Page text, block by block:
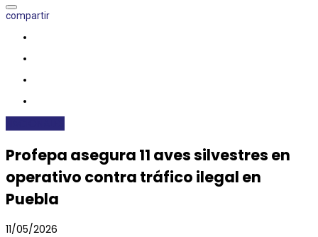
compartir
Profepa asegura 11 aves silvestres en
operativo contra tráfico ilegal en
Puebla
11/05/2026